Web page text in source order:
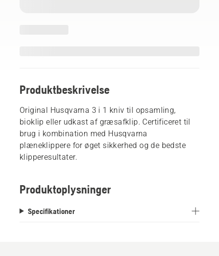
Produktbeskrivelse
Original Husqvarna 3 i 1 kniv til opsamling,
bioklip eller udkast af græsafklip. Certificeret til
brug i kombination med Husqvarna
plæneklippere for øget sikkerhed og de bedste
klipperesultater.
Produktoplysninger
Specifikationer